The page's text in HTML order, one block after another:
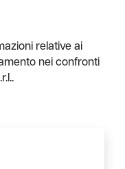
relative ai
nei confronti